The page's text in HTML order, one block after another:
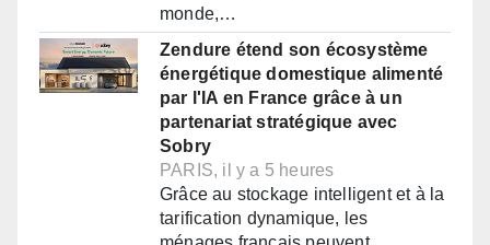
monde,…
Zendure étend son écosystème
énergétique domestique alimenté
par l'IA en France grâce à un
partenariat stratégique avec
Sobry
PARIS, il y a 5 heures
Grâce au stockage intelligent et à la
tarification dynamique, les